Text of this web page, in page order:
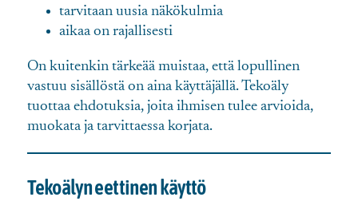
tarvitaan uusia näkökulmia
aikaa on rajallisesti
On kuitenkin tärkeää muistaa, että lopullinen
vastuu sisällöstä on aina käyttäjällä. Tekoäly
tuottaa ehdotuksia, joita ihmisen tulee arvioida,
muokata ja tarvittaessa korjata.
Tekoälyn eettinen käyttö